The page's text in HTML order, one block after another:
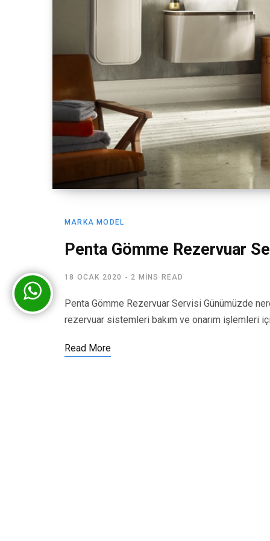
MARKA MODEL
Penta Gömme Rezervuar
18 OCAK 2020 2 MINS READ
Penta Gömme Rezervuar Servisi Günümüzde
rezervuar sistemleri bakım ve onarım işlemleri
Read More